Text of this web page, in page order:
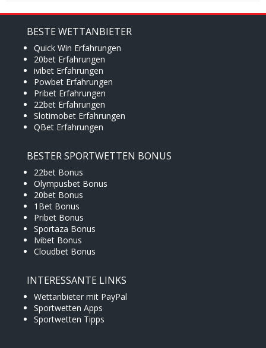
BESTE WETTANBIETER
Quick Win Erfahrungen
20bet Erfahrungen
ivibet Erfahrungen
Powbet Erfahrungen
Pribet Erfahrungen
22bet Erfahrungen
Slotimobet Erfahrungen
QBet Erfahrungen
BESTER SPORTWETTEN BONUS
22bet Bonus
Olympusbet Bonus
20bet Bonus
1Bet Bonus
Pribet Bonus
Sportaza Bonus
Ivibet Bonus
Cloudbet Bonus
INTERESSANTE LINKS
Wettanbieter mit PayPal
Sportwetten Apps
Sportwetten Tipps